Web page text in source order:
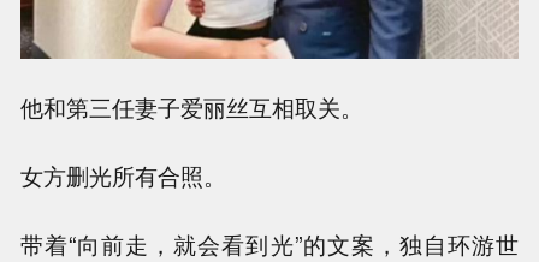
他和第三任妻子爱丽丝互相取关。
女方删光所有合照。
带着“向前走，就会看到光”的文案，独自环游世